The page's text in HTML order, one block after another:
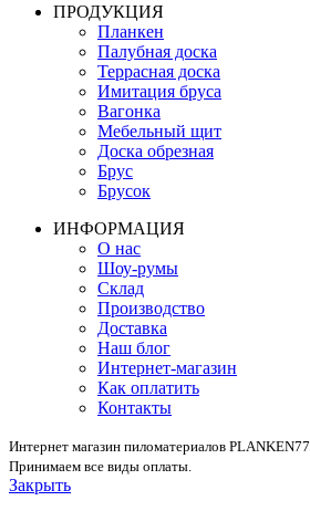
ПРОДУКЦИЯ
Планкен
Палубная доска
Террасная доска
Имитация бруса
Вагонка
Мебельный щит
Доска обрезная
Брус
Брусок
ИНФОРМАЦИЯ
О нас
Шоу-румы
Склад
Производство
Доставка
Наш блог
Интернет-магазин
Как оплатить
Контакты
Интернет магазин пиломатериалов PLANKEN77
Принимаем все виды оплаты.
Закрыть